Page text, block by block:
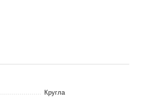
Кругла